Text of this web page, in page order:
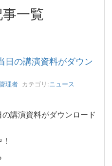
一覧
日の講演資料がダウン
理者 カテゴリ:ニュース
講演資料がダウンロード